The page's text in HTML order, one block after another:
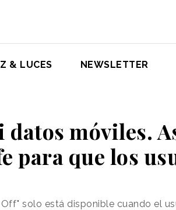
& LUCES NEWSLETTER
móviles.
para que los
solo está disponible cuando el